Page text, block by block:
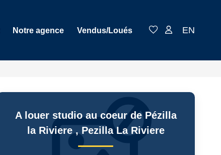
Notre agence Vendus/Loués EN
A louer studio au coeur de Pézilla
la Riviere , Pezilla La Riviere